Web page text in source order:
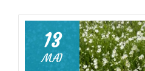
sauvageonnes
petit
13
MAI